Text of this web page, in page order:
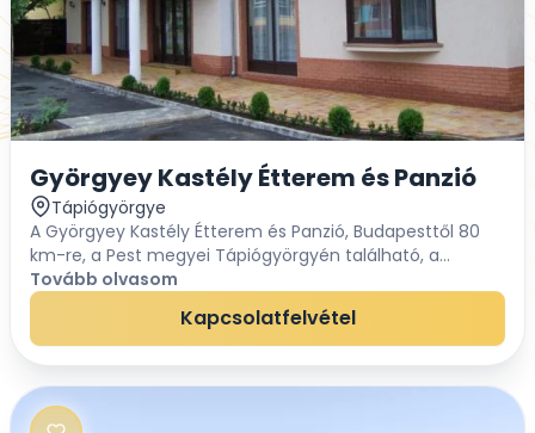
Györgyey Kastély Étterem és Panzió
Tápiógyörgye
A Györgyey Kastély Étterem és Panzió, Budapesttől 80
km-re, a Pest megyei Tápiógyörgyén található, a
Györgyey Kastéllyal szemben. A kastély tulajdonosainak
életét bemutató fotók valamint a Tápió-vidék...
Tovább olvasom
Kapcsolatfelvétel